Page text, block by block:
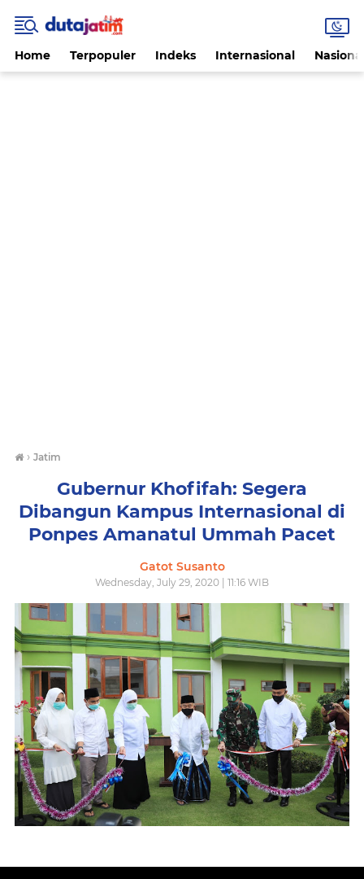
Home Terpopuler Indeks Internasional
› Jatim
Gubernur Khofifah: Segera
Dibangun Kampus Internasional di
Ponpes Amanatul Ummah Pacet
Gatot Susanto
Wednesday, July 29, 2020 | 11:16 WIB